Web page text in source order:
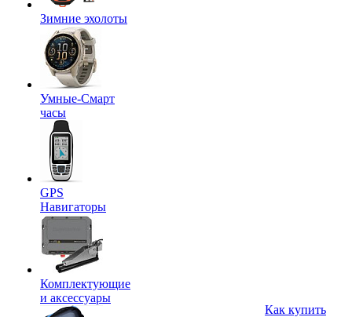
Зимние эхолоты
Умные-Смарт
часы
GPS
Навигаторы
Комплектующие
и аксессуары
Как купить